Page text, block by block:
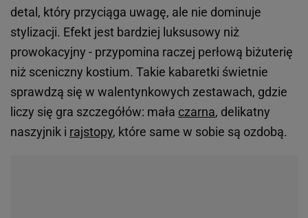
detal, który przyciąga uwagę, ale nie dominuje
stylizacji. Efekt jest bardziej luksusowy niż
prowokacyjny - przypomina raczej perłową biżuterię
niż sceniczny kostium. Takie kabaretki świetnie
sprawdzą się w walentynkowych zestawach, gdzie
liczy się gra szczegółów: mała czarna, delikatny
naszyjnik i rajstopy, które same w sobie są ozdobą.